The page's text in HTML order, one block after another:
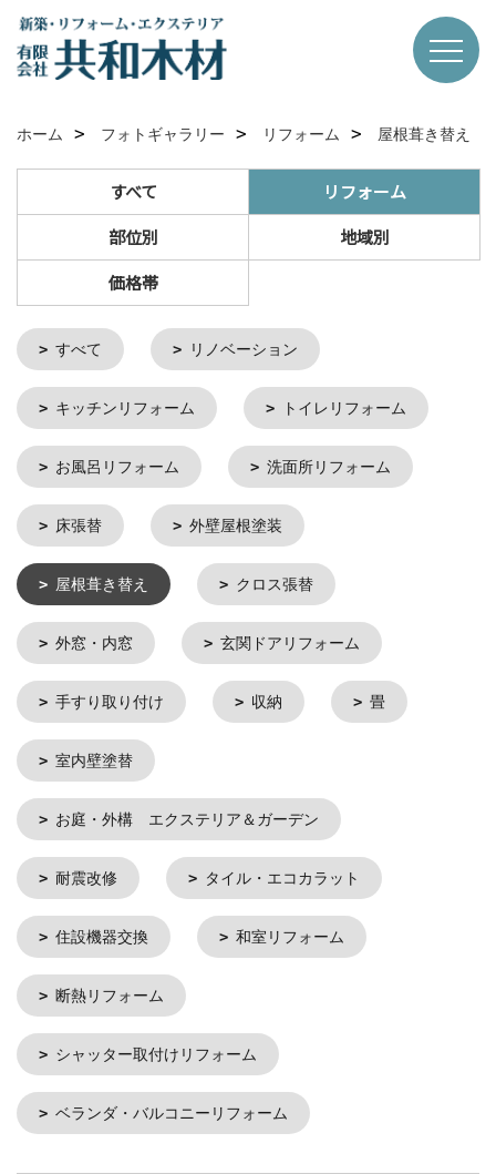
ホーム フォトギャラリー リフォーム 屋根葺き替え
すべて
リフォーム
部位別
地域別
価格帯
すべて リノベーション
キッチンリフォーム トイレリフォーム
お風呂リフォーム 洗面所リフォーム
床張替 外壁屋根塗装
屋根葺き替え クロス張替
外窓・内窓 玄関ドアリフォーム
手すり取り付け 収納 畳
室内壁塗替
お庭・外構 エクステリア＆ガーデン
耐震改修 タイル・エコカラット
住設機器交換 和室リフォーム
断熱リフォーム
シャッター取付けリフォーム
ベランダ・バルコニーリフォーム